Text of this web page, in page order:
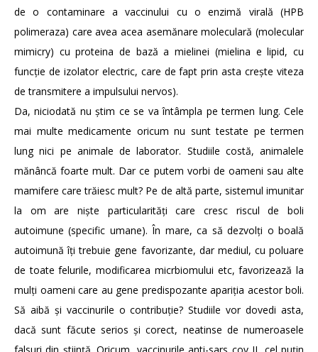
de o contaminare a vaccinului cu o enzimă virală (HPB
polimeraza) care avea acea asemănare moleculară (molecular
mimicry) cu proteina de bază a mielinei (mielina e lipid, cu
funcție de izolator electric, care de fapt prin asta crește viteza
de transmitere a impulsului nervos).
Da, niciodată nu știm ce se va întâmpla pe termen lung. Cele
mai multe medicamente oricum nu sunt testate pe termen
lung nici pe animale de laborator. Studiile costă, animalele
mănâncă foarte mult. Dar ce putem vorbi de oameni sau alte
mamifere care trăiesc mult? Pe de altă parte, sistemul imunitar
la om are niște particularități care cresc riscul de boli
autoimune (specific umane). În mare, ca să dezvolți o boală
autoimună îți trebuie gene favorizante, dar mediul, cu poluare
de toate felurile, modificarea micrbiomului etc, favorizează la
mulți oameni care au gene predispozante apariția acestor boli.
Să aibă și vaccinurile o contribuție? Studiile vor dovedi asta,
dacă sunt făcute serios și corect, neatinse de numeroasele